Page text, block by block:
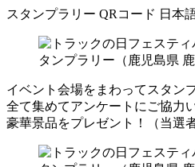
スタンプラリー QRコード 日本
イベント会場をまわってスタン
全て集めてアンケートにご協力
豪華景品をプレゼント！（当選